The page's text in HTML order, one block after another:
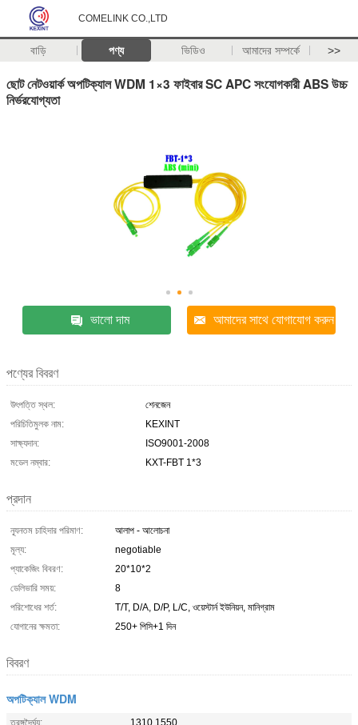
COMELINK CO.,LTD
বাড়ি পণ্য ভিডিও আমাদের সম্পর্কে >>
ছোট নেটওয়ার্ক অপটিক্যাল WDM 1×3 ফাইবার SC APC সংযোগকারী ABS উচ্চ
নির্ভরযোগ্যতা
ভালো দাম আমাদের সাথে যোগাযোগ করুন
পণ্যের বিবরণ
উৎপত্তি স্থল:
শেনজেন
পরিচিতিমুলক নাম:
KEXINT
সাক্ষ্যদান:
ISO9001-2008
মডেল নম্বার:
KXT-FBT 1*3
প্রদান
ন্যূনতম চাহিদার পরিমাণ:
আলাপ - আলোচনা
মূল্য:
negotiable
প্যাকেজিং বিবরণ:
20*10*2
ডেলিভারি সময়:
8
পরিশোধের শর্ত:
T/T, D/A, D/P, L/C, ওয়েস্টার্ন ইউনিয়ন, মানিগ্রাম
যোগানের ক্ষমতা:
250+ পিসি+1 দিন
বিবরণ
অপটিক্যাল WDM
তরঙ্গদৈর্ঘ্য:
1310 1550